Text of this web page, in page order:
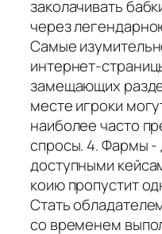
заколачивать
через
Самые
интернет-
замещающих
месте игроки
наиболее часто
спросы. 4. Фармы
доступными
коию пропустит
Стать
со временем